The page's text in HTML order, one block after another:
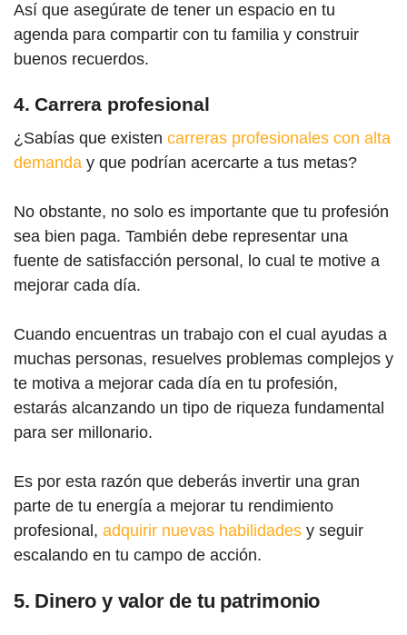
Así que asegúrate de tener un espacio en tu
agenda para compartir con tu familia y construir
buenos recuerdos.
4. Carrera profesional
¿Sabías que existen carreras profesionales con alta
demanda y que podrían acercarte a tus metas?
No obstante, no solo es importante que tu profesión
sea bien paga. También debe representar una
fuente de satisfacción personal, lo cual te motive a
mejorar cada día.
Cuando encuentras un trabajo con el cual ayudas a
muchas personas, resuelves problemas complejos y
te motiva a mejorar cada día en tu profesión,
estarás alcanzando un tipo de riqueza fundamental
para ser millonario.
Es por esta razón que deberás invertir una gran
parte de tu energía a mejorar tu rendimiento
profesional, adquirir nuevas habilidades y seguir
escalando en tu campo de acción.
5. Dinero y valor de tu patrimonio